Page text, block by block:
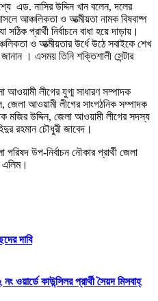
এড. নাসির উদ্দিন খান বলেন, দলের
আঞ্চলিকতা ও আত্মীয়তা নামক বিষবাষ্প
প্রার্থী নির্বাচনে বাধা হয়ে দাড়ায়।
ও আত্মীয়তার উর্ধে উঠে সবাইকে শেখ
। এসময় তিনি শক্তিশালী সেন্টার
আওয়ামী লীগের যুগ্ম সাধারণ সম্পাদক
জেলা আওয়ামী লীগের সাংগঠনিক সম্পাদক
উদ্দিন, জেলা আওয়ামী লীগের সদস্য
রহমান চৌধুরী জাবেদ।
উপ-নির্বাচন নৌকার প্রার্থী জেলা
দাবি
ওয়ার্ডে কাউন্সিলর প্রার্থী সৈয়দ মিসবাহ্